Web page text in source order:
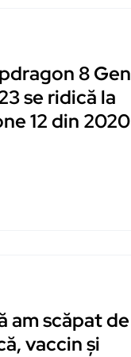
8 Gen
se ridică la
12 din 2020
am scăpat de
vaccin și